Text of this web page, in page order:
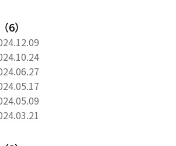
6）